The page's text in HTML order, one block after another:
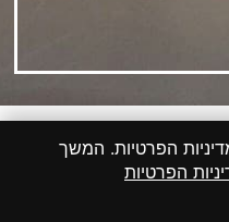
הפרטיות. המשך
הפרטיות